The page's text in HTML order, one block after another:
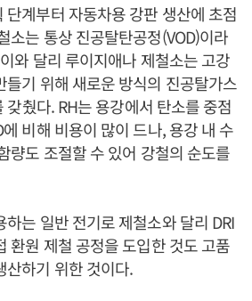
단계부터 자동차용 강판 생산에 초점
소는 통상 진공탈탄공정(VOD)이라
와 달리 루이지애나 제철소는 고강
들기 위해 새로운 방식의 진공탈가스
갖췄다. RH는 용강에서 탄소를 중점
비해 비용이 많이 드나, 용강 내 수
량도 조절할 수 있어 강철의 순도를
는 일반 전기로 제철소와 달리 DRI
환원 제철 공정을 도입한 것도 고품
산하기 위한 것이다.